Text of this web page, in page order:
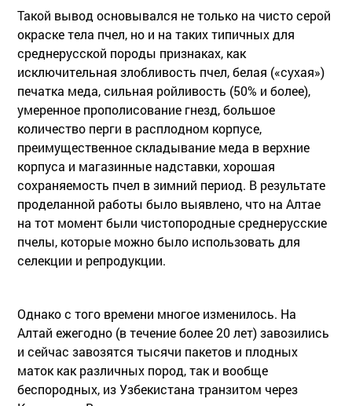
Такой вывод основывался не только на чисто серой
окраске тела пчел, но и на таких типичных для
среднерусской породы признаках, как
исключительная злобливость пчел, белая («сухая»)
печатка меда, сильная ройливость (50% и более),
умеренное прополисование гнезд, большое
количество перги в расплодном корпусе,
преимущественное складывание меда в верхние
корпуса и магазинные надставки, хорошая
сохраняемость пчел в зимний период. В результате
проделанной работы было выявлено, что на Алтае
на тот момент были чистопородные среднерусские
пчелы, которые можно было использовать для
селекции и репродукции.
Однако с того времени многое изменилось. На
Алтай ежегодно (в течение более 20 лет) завозились
и сейчас завозятся тысячи пакетов и плодных
маток как различных пород, так и вообще
беспородных, из Узбекистана транзитом через